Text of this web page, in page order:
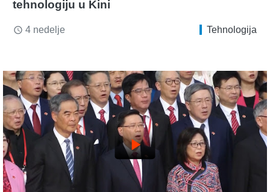
tehnologiju u Kini
access_time 4 nedelje Tehnologija
play_arrow